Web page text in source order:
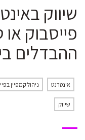
שיווק
פייסבוק או
ההבדלים
אינטרנט ניהול קמפיין
שיווק